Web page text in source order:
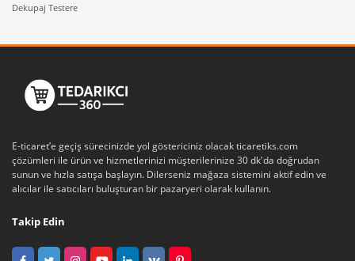
Dekupaj Testere
E-ticaret’e geçiş sürecinizde yol göstericiniz olacak ticaretiks.com
çözümleri ile ürün ve hizmetlerinizi müşterilerinize 30 dk'da doğrudan
sunun ve hızla satışa başlayın. Dilerseniz mağaza sistemini aktif edin ve
alıcılar ile satıcıları buluşturan bir pazaryeri olarak kullanın.
Takip Edin